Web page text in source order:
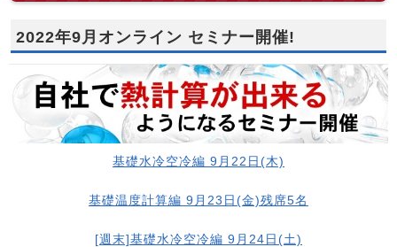
2022年9月オンライン セミナー開催!
基礎水冷空冷編 9月22日(木)
基礎温度計算編 9月23日(金)残席5名
[週末]基礎水冷空冷編 9月24日(土)